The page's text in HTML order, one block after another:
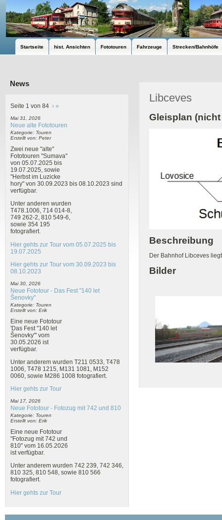
Startseite hist. Ansichten Fototouren Fahrzeuge Strecken/Bahnhöfe
News
Seite 1 von 84 › »
Mai 31, 2026
Neue alte Fototouren
Kategorie: Touren
Erstellt von: Peter
Zwei neue "alte"
Fototouren "Sumava"
von 05.07.2025 bis
19.07.2025, sowie
"Herbst im Luzicke
hory" von 30.09.2023 bis 08.10.2023 sind
verfügbar.
Unter anderen wurden
T478.1006, 714 014-8,
749 262-2, 810 549-6,
sowie 354 195
fotografiert.
Hier gehts zur Tour vom 05.07.2025 bis
19.07.2025
Hier gehts zur Tour vom 30.09.2023 bis
08.10.2023
Mai 30, 2026
Neue Fototour - Das Fest "140 let
Šenovky"
Kategorie: Touren
Erstellt von: Erik
Eine neue Fototour
'Das Fest "140 let
Šenovky"' vom
30.05.2026 ist
verfügbar.
Unter anderem wurden T211 0533, T478
1006, T478 1215, M131 1081, M152
0060, sowie M286 1008 fotografiert.
Hier gehts zur Tour
Mai 17, 2026
Neue Fototour - Fotozug mit 742 und 810
Kategorie: Touren
Erstellt von: Erik
Eine neue Fototour
"Fotozug mit 742 und
810" vom 16.05.2026
ist verfügbar.
Unter anderem wurden 742 239, 742 346,
810 325, 810 548, sowie 810 566
fotografiert.
Hier gehts zur Tour
Libceves
Gleisplan
Beschreibung
Der Bahnhof Libceves
Bilder